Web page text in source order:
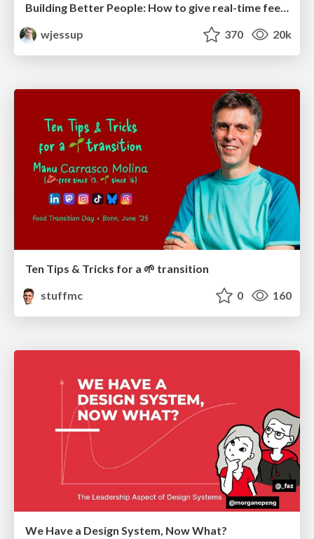
Building Better People: How to give real-time feedback that sticks.
wjessup
370 20k
Ten Tips & Tricks for a 🌱 transition
stuffmc
0 160
We Have a Design System, Now What?